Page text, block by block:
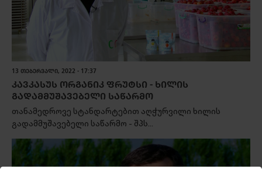
13 ᲗᲔᲑᲔᲠᲕᲐᲚᲘ, 2022 - 17:37
ᲙᲐᲕᲙᲐᲡᲣᲡ ᲝᲠᲒᲐᲜᲘᲙ ᲤᲠᲣᲢᲡᲘ - ᲮᲘᲚᲘᲡ
ᲒᲐᲓᲐᲛᲛᲣᲨᲐᲕᲔᲑᲔᲚᲘ ᲡᲐᲬᲐᲠᲛᲝ
თანამედროვე სტანდარტებით აღჭურვილი ხილის
გადამმუშავებელი საწარმო - შპს...